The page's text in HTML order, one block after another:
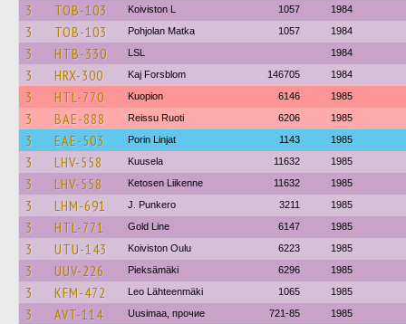
3 TOB-103 Koiviston L 1057 1984
3 TOB-103 Pohjolan Matka 1057 1984
3 HTB-330 LSL 1984
3 HRX-300 Kaj Forsblom 146705 1984
3 HTL-770 Kuopion 6146 1985
3 BAE-888 Reissu Ruoti 6206 1985
3 EAE-503 Porin Linjat 1143 1985
3 LHV-558 Kuusela 11632 1985
3 LHV-558 Ketosen Liikenne 11632 1985
3 LHM-691 J. Punkero 3211 1985
3 HTL-771 Gold Line 6147 1985
3 UTU-143 Koiviston Oulu 6223 1985
3 UUV-226 Pieksämäki 6296 1985
3 KFM-472 Leo Lähteenmäki 1065 1985
3 AVT-114 Uusimaa, прочие 721-85 1985